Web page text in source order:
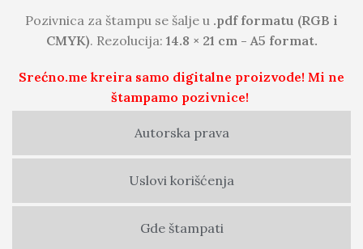
Autorska prava
Uslovi korišćenja
Gde štampati
Pozivnica za štampu se šalje u .pdf formatu (RGB i
CMYK). Rezolucija: 14.8 × 21 cm - A5 format.
Srećno.me kreira samo digitalne proizvode! Mi ne
štampamo pozivnice!